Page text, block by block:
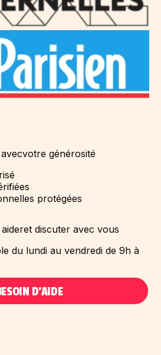
votre générosité
protégées
et discuter avec vous
du lundi au vendredi de 9h à
D'AIDE